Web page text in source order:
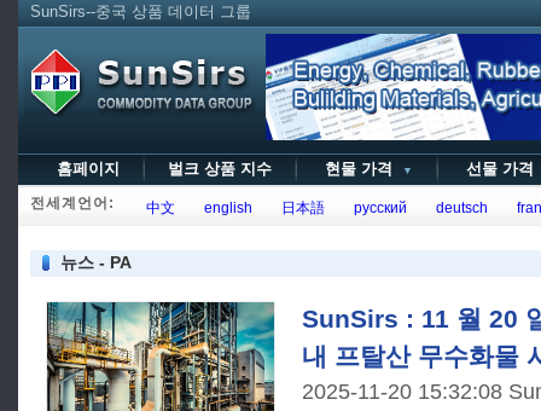
SunSirs--중국 상품 데이터 그룹
홈페이지 벌크 상품 지수 현물 가격 ▼ 선물 가
전세계언어: 中文 english 日本語 русский deutsch
뉴스 - PA
SunSirs : 11 월 20
내 프탈산 무수화물
2025-11-20 15:32:08